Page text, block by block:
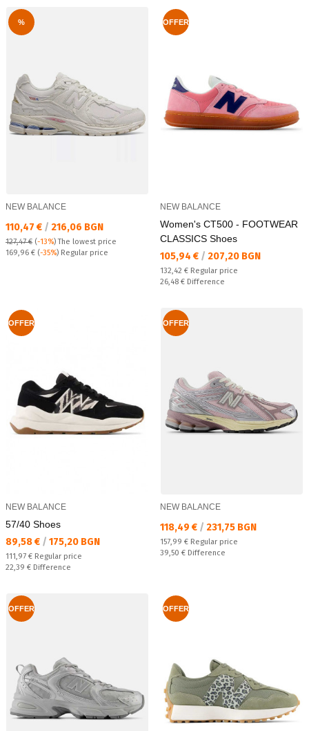
%
NEW BALANCE
Текуща цена:
110,47 € / 216,06 BGN
127,47 € (-13%)The lowest price
Regular price:
169,96 € (-35%) Regular price
OFFER
NEW BALANCE
Women's CT500 - FOOTWEAR
CLASSICS Shoes
Текуща цена:
105,94 € / 207,20 BGN
Regular price:
132,42 € Regular price
Спестявате:
26,48 € Difference
OFFER
NEW BALANCE
57/40 Shoes
Текуща цена:
89,58 € / 175,20 BGN
Regular price:
111,97 € Regular price
Спестявате:
22,39 € Difference
OFFER
NEW BALANCE
Текуща цена:
118,49 € / 231,75 BGN
Regular price:
157,99 € Regular price
Спестявате:
39,50 € Difference
OFFER OFFER